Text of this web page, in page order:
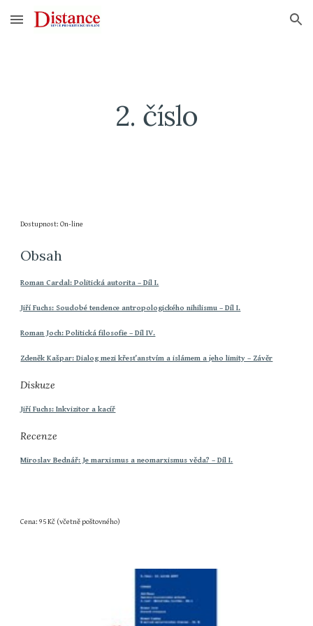
Skip to main content Skip to navigation
2. číslo
Dostupnost: On-line
Obsah
Roman Cardal: Politická autorita – Díl I.
Jiří Fuchs: Soudobé tendence antropologického nihilismu – Díl I.
Roman Joch: Politická filosofie – Díl IV.
Zdeněk Kašpar: Dialog mezi křesťanstvím a islámem a jeho limity – Závěr
Diskuze
Jiří Fuchs: Inkvizitor a kacíř
Recenze
Miroslav Bednář: Je marxismus a neomarxismus věda? – Díl I.
Cena: 95 Kč (včetně poštovného)